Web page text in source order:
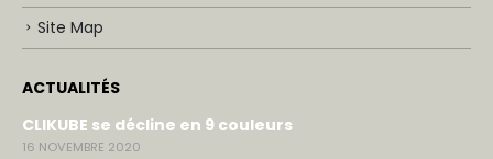
Site Map
ACTUALITÉS
CLIKUBE se décline en 9 couleurs
16 NOVEMBRE 2020